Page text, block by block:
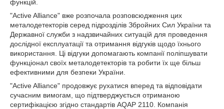
функцій.
"Active Alliance" вже розпочала розповсюдження цих
металодетекторів серед підрозділів Збройних Сил України та
Державної служби з надзвичайних ситуацій для проведення
дослідної експлуатації та отримання відгуків щодо їхнього
використання. Ці відгуки допомагають компанії поліпшувати
функціонал своїх металодетекторів та робити їх ще більш
ефективними для безпеки України.
"Active Alliance" продовжує рухатися вперед та відповідати
сучасним вимогам, що підтверджується отриманою
сертифікацією згідно стандартів AQAP 2110. Компанія